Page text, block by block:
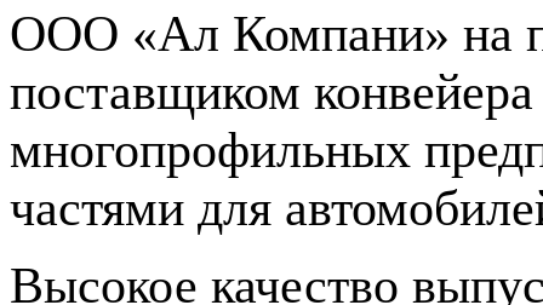
ООО «Ал Компани» на
поставщиком
многопрофильных
частями для
Высокое качество